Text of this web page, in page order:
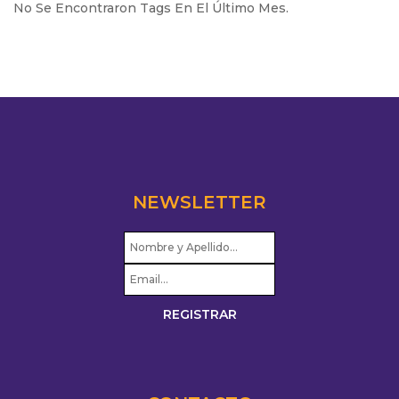
No Se Encontraron Tags En El Último Mes.
NEWSLETTER